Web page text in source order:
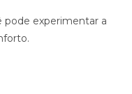
pode experimentar a